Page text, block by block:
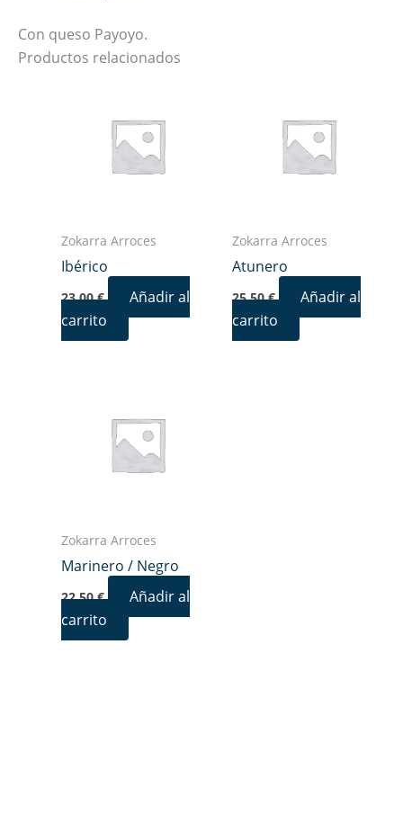
Con queso Payoyo.
Productos relacionados
Zokarra Arroces
Ibérico
23,00€
Añadir al
carrito
Zokarra Arroces
Atunero
25,50€
Añadir al
carrito
Zokarra Arroces
Marinero / Negro
22,50€
Añadir al
carrito